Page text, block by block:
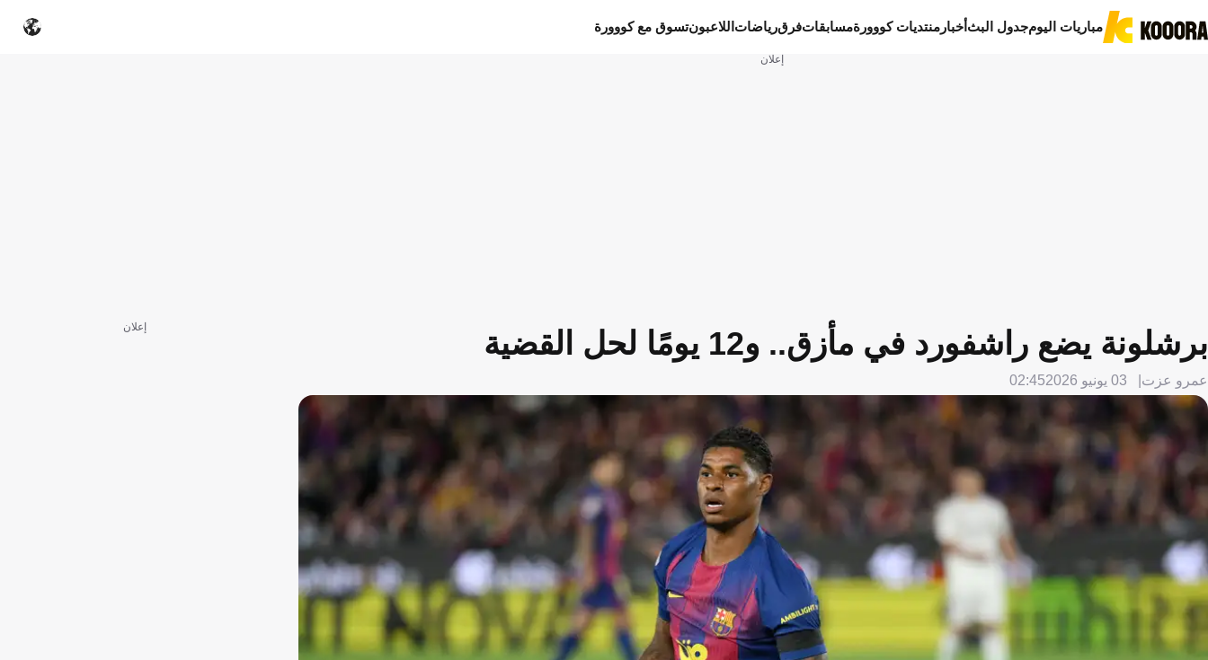
مباريات اليومجدول البثأخبار منتديات كووورةمسابقاتفرقرياضات اللاعبونتسوق مع كووورة
إعلان
برشلونة يضع راشفورد في مأزق.. و12 يومًا لحل القضية
عمرو عزت 03 يونيو 2026 02:45
إعلان